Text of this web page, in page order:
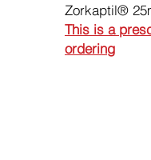
Zorkaptil®
This is a
ordering